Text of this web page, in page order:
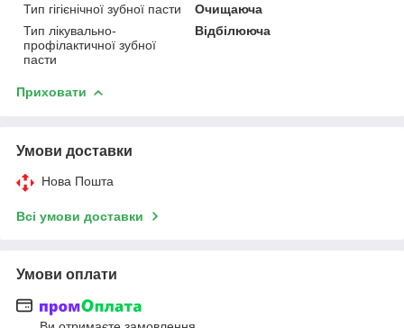
Тип гігієнічної зубної пасти
Очищаюча
Тип лікувально-
профілактичної зубної
пасти
Відбілююча
Приховати
Умови доставки
Нова Пошта
Всі умови доставки
Умови оплати